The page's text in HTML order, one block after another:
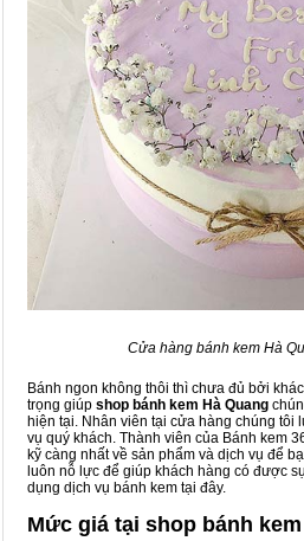
Cửa hàng bánh kem Hà
Bánh ngon không thôi thì chưa đủ bởi
trọng giúp shop bánh kem Hà Quang
hiện tại. Nhân viên tại cửa hàng chúng tôi
vụ quý khách. Thành viên của Bánh kem
kỹ càng nhất về sản phẩm và dịch vụ để
luôn nỗ lực để giúp khách hàng có được
dụng dịch vụ bánh kem tại đây.
Mức giá tại shop bánh